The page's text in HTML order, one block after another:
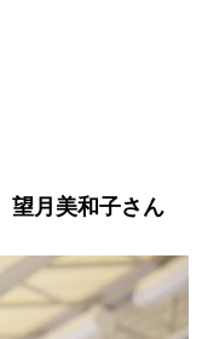
月美和子さん